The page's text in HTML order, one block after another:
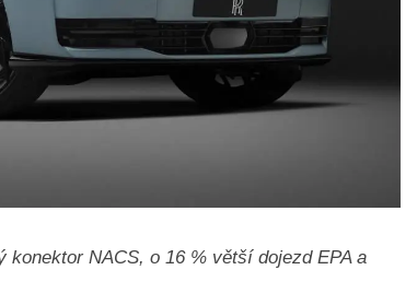
NACS, o 16 % větší dojezd EPA a